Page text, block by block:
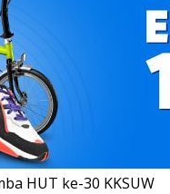
HUT ke-30 KKSUW